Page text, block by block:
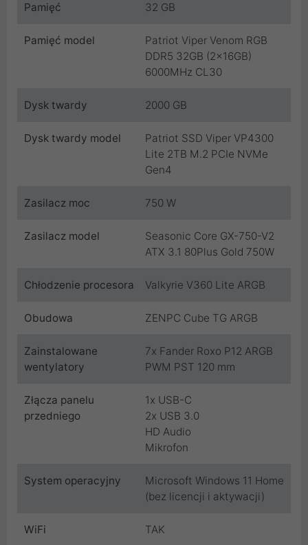
Pamięć 32 GB
Pamięć model
Patriot Viper Venom RGB
DDR5 32GB (2x16GB)
6000MHz CL30
Dysk twardy 2000 GB
Dysk twardy model
Patriot SSD Viper VP4300
Lite 2TB M.2 PCIe NVMe
Gen4
Zasilacz moc 750 W
Zasilacz model
Seasonic Core GX-750-V2
ATX 3.1 80Plus Gold 750W
Chłodzenie procesora Valkyrie V360 Lite ARGB
Obudowa ZENPC Cube TG ARGB
Zainstalowane
wentylatory
7x Fander Roxo P12 ARGB
PWM PST 120 mm
Złącza panelu
przedniego
1x USB-C
2x USB 3.0
HD Audio
Mikrofon
System operacyjny
Microsoft Windows 11 Home
(bez licencji i aktywacji)
WiFi TAK